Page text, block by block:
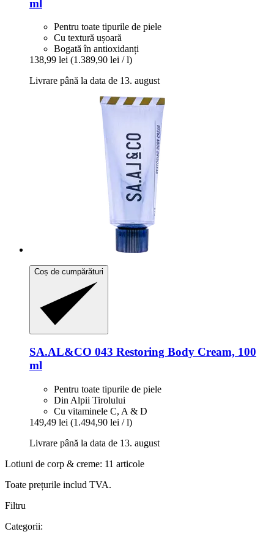
ml
Pentru toate tipurile de piele
Cu textură ușoară
Bogată în antioxidanți
138,99 lei (1.389,90 lei / l)
Livrare până la data de 13. august
Coș de cumpărături
SA.AL&CO 043 Restoring Body Cream, 100
ml
Pentru toate tipurile de piele
Din Alpii Tirolului
Cu vitaminele C, A & D
149,49 lei (1.494,90 lei / l)
Livrare până la data de 13. august
Lotiuni de corp & creme: 11 articole
Toate prețurile includ TVA.
Filtru
Categorii: